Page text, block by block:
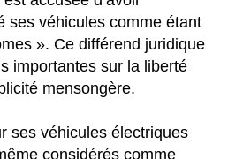
ses véhicules comme étant
». Ce différend juridique
importantes sur la liberté
mensongère.
ses véhicules électriques
considérés comme